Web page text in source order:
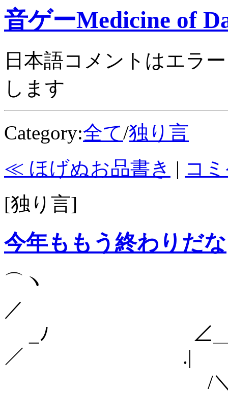
音ゲーMedicine of
日本語コメントはエラ
します
Category:全て/独り言
≪ ほげぬお品書き | コ
[独り言]
今年ももう終わりだな
⌒ヽ
／
_ﾉ ∠＿__＿＿
／ .|
/